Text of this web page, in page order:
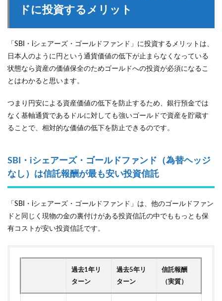
ドに投資するメリット
「SBI・iシェアーズ・ゴールドファンド」に投資するメリットは、
日本人のように円という通貨価値の低下が止まらなくなっている
状態なら資産の価値保全のためゴールドへの投資が必須になるこ
とはわかると思います。
つまり円安による資産価値の低下を防止するため、銀行預金では
なく基軸通貨であるドルに対しても強いゴールドで資産を貯蔵す
ることで、相対的な価値の低下を防止できるのです。
SBI・iシェアーズ・ゴールドファンド（為替ヘッジ
なし）は信託報酬が最も安い投資信託
「SBI・iシェアーズ・ゴールドファンド」は、他のゴールドファン
ドと同じく現物の金の裏付けがある投資信託の中でももっとも保
有コストが安い投資信託です。
過去1年リ
ターン
過去5年リ
ターン
信託報酬
（実質）